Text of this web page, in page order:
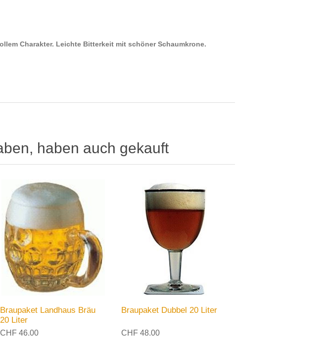
Charakter. Leichte Bitterkeit mit schöner Schaumkrone.
haben auch gekauft
Braupaket Landhaus Bräu
20 Liter
CHF 46.00
Braupaket Dubbel 20 Liter
CHF 48.00